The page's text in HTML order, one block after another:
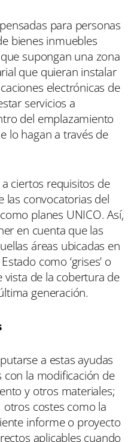
para personas
bienes inmuebles
supongan una zona
que quieran instalar
electrónicas de
servicios a
del emplazamiento
lo hagan a través de
ciertos requisitos de
las convocatorias del
planes UNICO. Así,
en cuenta que las
áreas ubicadas en
como ‘grises’ o
vista de la cobertura de
generación.
a estas ayudas
la modificación de
y otros materiales;
costes como la
informe o proyecto
aplicables cuando